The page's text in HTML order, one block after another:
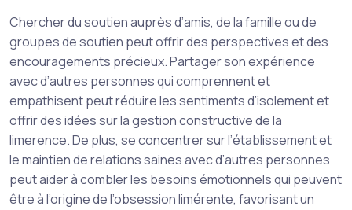
Chercher du soutien auprès d’amis, de la famille ou de
groupes de soutien peut offrir des perspectives et des
encouragements précieux. Partager son expérience
avec d’autres personnes qui comprennent et
empathisent peut réduire les sentiments d’isolement et
offrir des idées sur la gestion constructive de la
limerence. De plus, se concentrer sur l’établissement et
le maintien de relations saines avec d’autres personnes
peut aider à combler les besoins émotionnels qui peuvent
être à l’origine de l’obsession limérente, favorisant un